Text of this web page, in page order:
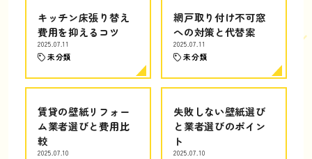
キッチン床張り替え
費用を抑えるコツ
2025.07.11
未分類
網戸取り付け不可窓
への対策と代替案
2025.07.11
未分類
賃貸の壁紙リフォー
ム業者選びと費用比
較
2025.07.10
失敗しない壁紙選び
と業者選びのポイン
ト
2025.07.10